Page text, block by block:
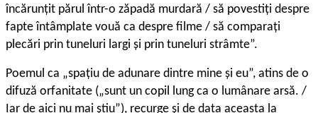
încărunțit părul într-o zăpadă murdară / să povestiți despre
fapte întâmplate vouă ca despre filme / să comparați
plecări prin tuneluri largi și prin tuneluri strâmte”.
Poemul ca „spațiu de adunare dintre mine și eu”, atins de o
difuză orfanitate („sunt un copil lung ca o lumânare arsă. /
Iar de aici nu mai știu”), recurge și de data aceasta la